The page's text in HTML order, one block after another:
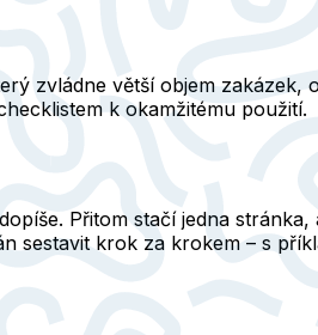
zvládne větší objem zakázek,
k okamžitému použití.
Přitom stačí jedna
sestavit krok za krokem – s